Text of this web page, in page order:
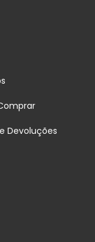
Devoluções